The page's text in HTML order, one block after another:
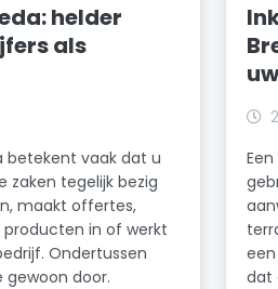
helder
als
betekent vaak dat u
zaken tegelijk bezig
maakt offertes,
in of werkt
Ondertussen
door.
dat